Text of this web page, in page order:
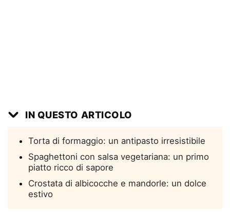
IN QUESTO ARTICOLO
Torta di formaggio: un antipasto irresistibile
Spaghettoni con salsa vegetariana: un primo
piatto ricco di sapore
Crostata di albicocche e mandorle: un dolce
estivo